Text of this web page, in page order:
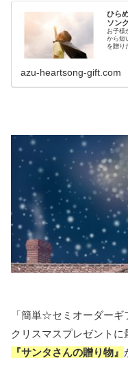
ひら
ソン
お子様
から短
を贈り
azu-heartsong-gift.com
「簡単☆セミオーダーギ
クリスマスプレゼントに
『サンタさんの贈り物』